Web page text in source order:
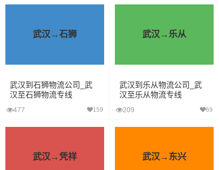
武汉→石狮
武汉到石狮物流公司_武
汉至石狮物流专线
477 159
武汉→乐从
武汉到乐从物流公司_武
汉至乐从物流专线
209 69
武汉→凭祥 武汉→东兴